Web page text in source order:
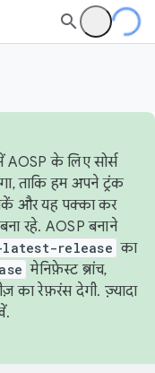
AOSP के लिए सोर्स
ताकि हम अपने ट्रंक
और यह पक्का कर
रहे. AOSP बनाने
latest-release का
मेनिफ़ेस्ट ब्रांच,
का रेफ़रंस देगी. ज़्यादा